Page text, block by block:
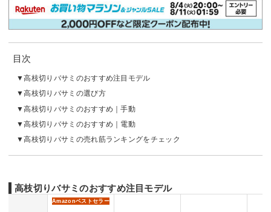
目次
高枝切りバサミのおすすめ注目モデル
高枝切りバサミの選び方
高枝切りバサミのおすすめ｜手動
高枝切りバサミのおすすめ｜電動
高枝切りバサミの売れ筋ランキングをチェック
高枝切りバサミのおすすめ注目モデル
Amazonベストセラー